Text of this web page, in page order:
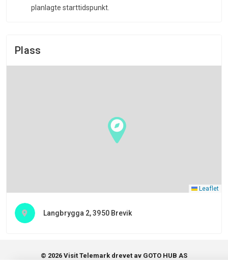
planlagte starttidspunkt.
Plass
Leaflet
Langbrygga 2, 3950 Brevik
© 2026 Visit Telemark drevet av GOTO HUB AS